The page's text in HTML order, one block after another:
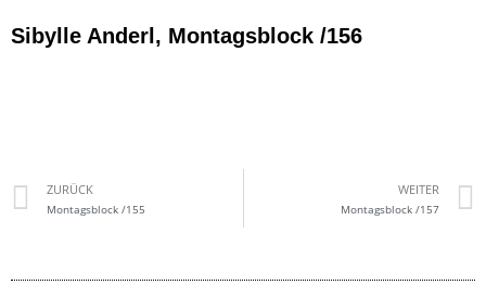
Sibylle Anderl, Montagsblock /156
ZURÜCK
Montagsblock /155
WEITER
Montagsblock /157